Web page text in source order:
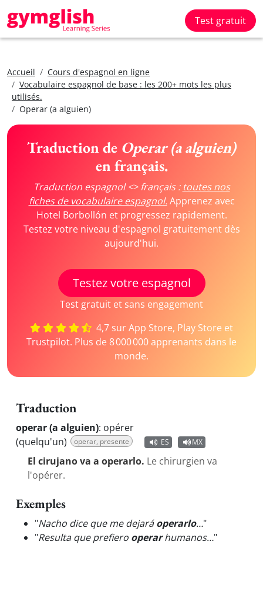
Test gratuit
Accueil
Cours d'espagnol en ligne
Vocabulaire espagnol de base : les 200+ mots les plus
utilisés.
Operar (a alguien)
Traduction de Operar (a alguien)
en français.
Traduction espagnol <> français : toutes nos
fiches de vocabulaire espagnol.Apprenez avec
Hotel Borbollón et progressez rapidement.
Testez votre niveau d'espagnol gratuitement dès
aujourd'hui.
Testez votre espagnol
Test gratuit et sans engagement
4,7 sur App Store, Play Store et
Trustpilot. Plus de 8 000 000 apprenants dans le
monde.
Traduction
operar (a alguien): opérer
(quelqu'un)
operar, presente ES MX
El cirujano va a operarlo. Le chirurgien va
l'opérer.
Exemples
"Nacho dice que me dejaráoperarlo…"
"Resulta que prefiero operarhumanos…"